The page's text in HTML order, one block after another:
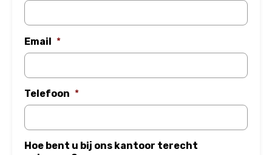
Email *
Telefoon *
Hoe bent u bij ons kantoor terecht